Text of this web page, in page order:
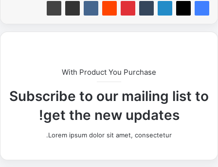
With Product You Purchase
Subscribe to our mailing list to
get the new updates!
Lorem ipsum dolor sit amet, consectetur.